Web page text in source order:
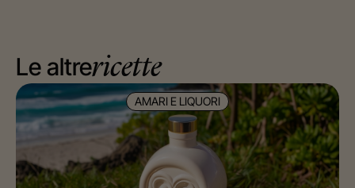
Le altrericette
AMARI E LIQUORI